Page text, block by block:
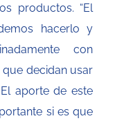
productos. “El
hacerlo y
con
decidan usar
aporte de este
si es que